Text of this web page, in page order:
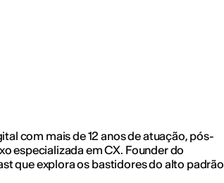
com mais de 12 anos de atuação, pós-
especializada em CX. Founder do
que explora os bastidores do alto padrão